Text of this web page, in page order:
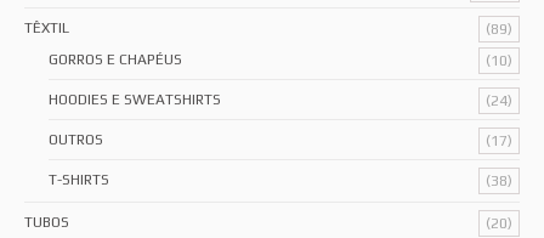
TÊXTIL
(89)
GORROS E CHAPÉUS
(10)
HOODIES E SWEATSHIRTS (24)
OUTROS (17)
T-SHIRTS (38)
TUBOS
(20)